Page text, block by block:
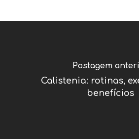
Postagem
Calistenia: rotinas,
benefícios